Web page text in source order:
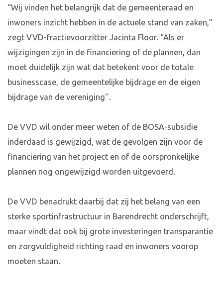
“Wij vinden het belangrijk dat de gemeenteraad en
inwoners inzicht hebben in de actuele stand van zaken,”
zegt VVD-fractievoorzitter Jacinta Floor. “Als er
wijzigingen zijn in de financiering of de plannen, dan
moet duidelijk zijn wat dat betekent voor de totale
businesscase, de gemeentelijke bijdrage en de eigen
bijdrage van de vereniging''.
De VVD wil onder meer weten of de BOSA-subsidie
inderdaad is gewijzigd, wat de gevolgen zijn voor de
financiering van het project en of de oorspronkelijke
plannen nog ongewijzigd worden uitgevoerd.
De VVD benadrukt daarbij dat zij het belang van een
sterke sportinfrastructuur in Barendrecht onderschrijft,
maar vindt dat ook bij grote investeringen transparantie
en zorgvuldigheid richting raad en inwoners voorop
moeten staan.